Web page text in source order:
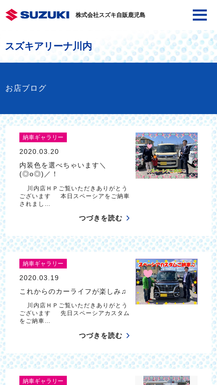
株式会社スズキ自販鹿児島
スズキアリーナ川内
お店ブログ
納車ギャラリー
2020.03.20
内装色を選べちゃいます＼
(◎o◎)／！
川内店ＨＰご覧いただきありがとう
ございます 本日スペーシアをご納車
されまし…
つづきを読む
納車ギャラリー
2020.03.19
これからのカーライフが楽しみ♫
川内店ＨＰご覧いただきありがとう
ございます 先日スペーシアカスタム
をご納車…
つづきを読む
納車ギャラリー